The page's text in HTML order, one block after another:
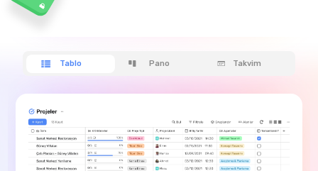
Tablo Pano Takvim